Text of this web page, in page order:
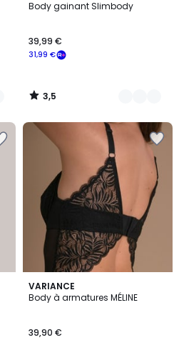
Body gainant Slimbody
31,99 €
39,99 €
/ 5
Couleurs
3,5
/
VARIANCE
Body à armatures MÉLINE
39,90 €